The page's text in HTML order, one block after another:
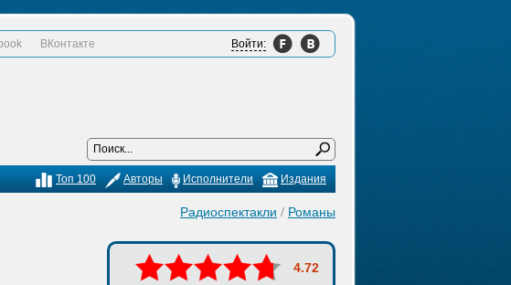
ВКонтакте Войти:
Издания
Исполнители
Авторы
Топ 100
Радиоспектакли / Романы
4.72